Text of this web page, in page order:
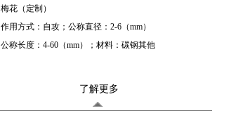
梅花（定制）
作用方式：自攻；公称直径：2-6（mm）
公称长度：4-60（mm）；材料：碳钢其他
了解更多